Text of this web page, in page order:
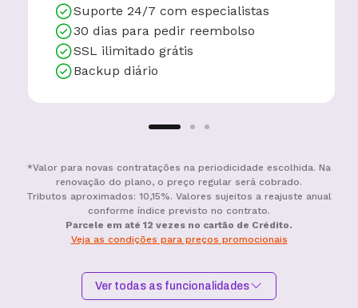
Suporte 24/7 com especialistas
30 dias para pedir reembolso
SSL ilimitado grátis
Backup diário
*Valor para novas contratações na periodicidade escolhida. Na
renovação do plano, o preço regular será cobrado.
Tributos aproximados: 10,15%. Valores sujeitos a reajuste anual
conforme índice previsto no contrato.
Parcele em até 12 vezes no cartão de Crédito.
Veja as condições para preços promocionais
Ver todas as funcionalidades